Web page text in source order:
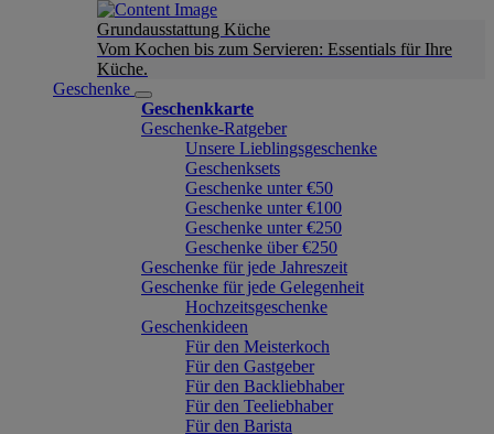
Grundausstattung Küche
Vom Kochen bis zum Servieren: Essentials für Ihre
Küche.
Geschenke
Geschenkkarte
Geschenke-Ratgeber
Unsere Lieblingsgeschenke
Geschenksets
Geschenke unter €50
Geschenke unter €100
Geschenke unter €250
Geschenke über €250
Geschenke für jede Jahreszeit
Geschenke für jede Gelegenheit
Hochzeitsgeschenke
Geschenkideen
Für den Meisterkoch
Für den Gastgeber
Für den Backliebhaber
Für den Teeliebhaber
Für den Barista